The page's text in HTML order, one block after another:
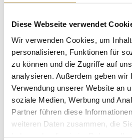
Diese Webseite verwendet
Wir verwenden Cookies, um
personalisieren, Funktionen für
zu können und die Zugriffe auf
analysieren. Außerdem geben wir
Verwendung unserer Website an
soziale Medien, Werbung und
Partner führen diese
weiteren Daten zusammen, die
« Alle Veranstaltungen
Diese Veranstaltung hat bereits
Salzpeeling mit
14 Juli, 11:45-12:00
in der Dampfsauna, Anmeldung